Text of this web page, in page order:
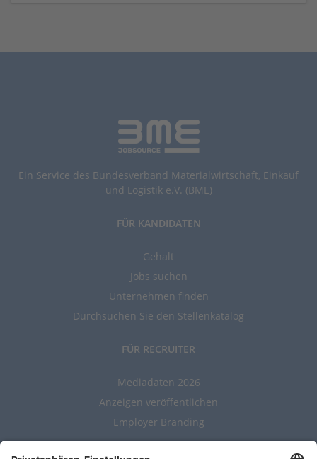
Ein Service des Bundesverband Materialwirtschaft, Einkauf
und Logistik e.V. (BME)
FÜR KANDIDATEN
Gehalt
Jobs suchen
Unternehmen finden
Durchsuchen Sie den Stellenkatalog
FÜR RECRUITER
Mediadaten 2026
Anzeigen veröffentlichen
Employer Branding
ALLGEMEIN